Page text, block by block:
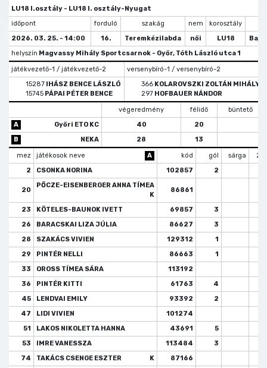
LU18 I.osztály - LU18 I. osztály-Nyugat
időpont
forduló szakág nem korosztály
2026. 03. 25. - 14:00
16. Teremkézilabda női LU18
helyszín Magvassy Mihály Sportcsarnok - Győr, Tóth László utca 1
játékvezető-1 / játékvezető-2 versenybíró-1 / versenybíró-2
15287 IHÁSZ BENCE LÁSZLÓ
15745 PÁPAI PÉTER BENCE
366 KOLAROVSZKI ZOLTÁN MIHÁLY
297 HOFBAUER NÁNDOR
végeredmény félidő
büntető
A
Győri ETO KC 40
20
B
NEKA 28 13
mez játékosok neve A kód gól sárga
2
2
CSONKA NORINA 102857 2
20
PŐCZE-EISENBERGER ANNA TÍMEA
K
86861
23 KÖTELES-BAUNOK IVETT 69857
3
26
BARACSKAI LIZA JÚLIA 86627
3
28
SZAKÁCS VIVIEN 129312
1
29
PINTÉR NELLI 86663
1
33
OROSS TÍMEA SÁRA
113192
36
PINTÉR KITTI 61763
4
45
LENDVAI EMILY 93392
2
47
LIDI VIVIEN
101274
51
LAKOS NIKOLETTA HANNA 43691
5
53
IMRE VANESSZA 113484
3
74
TAKÁCS CSENGE ESZTER K
87166